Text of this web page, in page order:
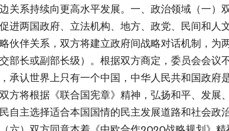
关系持续向更高水平发展。一、政治领域（一）
进两国政府、立法机构、地方、政党、民间和人
伙伴关系，双方将建立政府间战略对话机制，为
部长或副部长级）。根据双方商定，委员会会议
承认世界上只有一个中国，中华人民共和国政府
方将根据《联合国宪章》精神，弘扬和平、发展
主选择适合本国国情的民主发展道路和社会政